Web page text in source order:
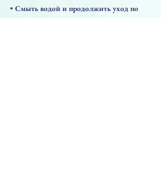
• Смыть водой и продолжить уход по